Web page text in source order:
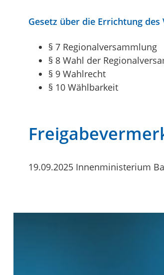
Gesetz über die Errichtung des
§ 7 Regionalversammlung
§ 8 Wahl der
§ 9 Wahlrecht
§ 10 Wählbarkeit
19.09.2025 Innenministerium